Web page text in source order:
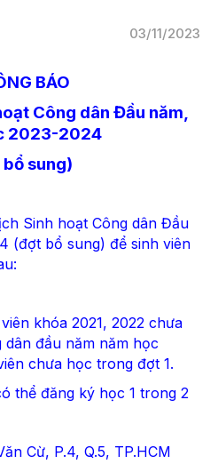
03/11/2023
BÁO
Công dân Đầu năm,
2023-2024
sung)
Sinh hoạt Công dân Đầu
(đợt bổ sung) để sinh viên
khóa 2021, 2022 chưa
đầu năm năm học
chưa học trong đợt 1.
thể đăng ký học 1 trong 2
Cừ, P.4, Q.5, TP.HCM